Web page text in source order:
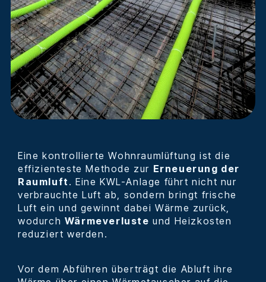
Eine kontrollierte Wohnraumlüftung ist die
effizienteste Methode zur Erneuerung der
Raumluft . Eine KWL-Anlage führt nicht nur
verbrauchte Luft ab, sondern bringt frische
Luft ein und gewinnt dabei Wärme zurück,
wodurch Wärmeverluste und Heizkosten
reduziert werden.
Vor dem Abführen überträgt die Abluft ihre